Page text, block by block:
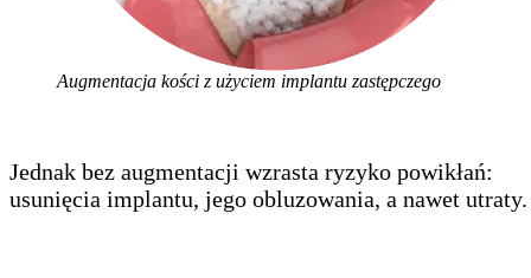
Augmentacja kości z użyciem implantu zastępczego
Jednak bez augmentacji wzrasta ryzyko powikłań:
usunięcia implantu, jego obluzowania, a nawet utraty.